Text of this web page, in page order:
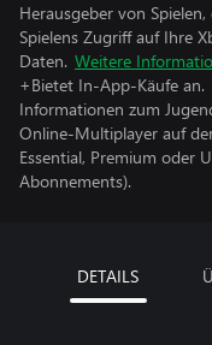
Herausgeber von
Spielens Zugriff auf Ihre
Daten. Weitere
+Bietet In-App-Käufe an.
Informationen zum
Online-Multiplayer auf
Essential, Premium oder
Abonnements).
DETAILS